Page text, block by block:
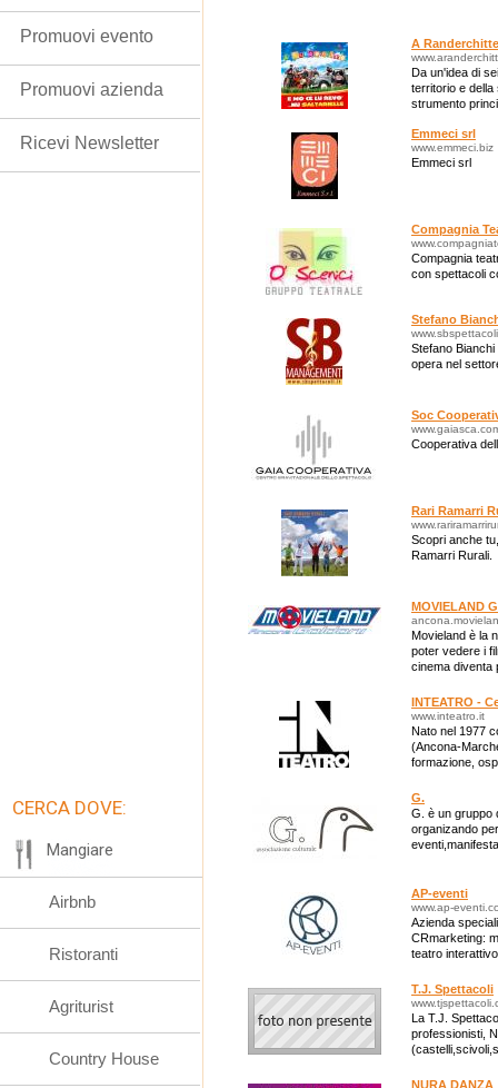
A Randerchitte
Da un'idea di
territorio e della
strumento
Emmeci srl
www.emmeci.biz
Emmeci srl
Compagnia
Compagnia
con spettacoli
Stefano
Stefano
opera nel
Soc
Cooperativa
Rari Ramarri
Scopri anche
Ramarri Rurali.
MOVIELAND
Movieland è la
poter vedere i
cinema diventa
INTEATRO -
www.inteatro.it
Nato nel 1977
(Ancona-
formazione,
G.
G. è un gruppo
organizando
AP-eventi
www.ap-
Azienda
CRmarketing:
teatro
T.J. Spettacoli
La T.J.
professionisti,
NURA DANZA
Promuovi evento
Promuovi azienda
Ricevi Newsletter
CERCA DOVE:
Mangiare
Airbnb
Ristoranti
Agriturist
Country House